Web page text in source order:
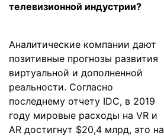
телевизионной индустрии?
Аналитические компании дают
позитивные прогнозы развития
виртуальной и дополненной
реальности. Согласно
последнему отчету IDC, в 2019
году мировые расходы на VR и
AR достигнут $20,4 млрд, это на